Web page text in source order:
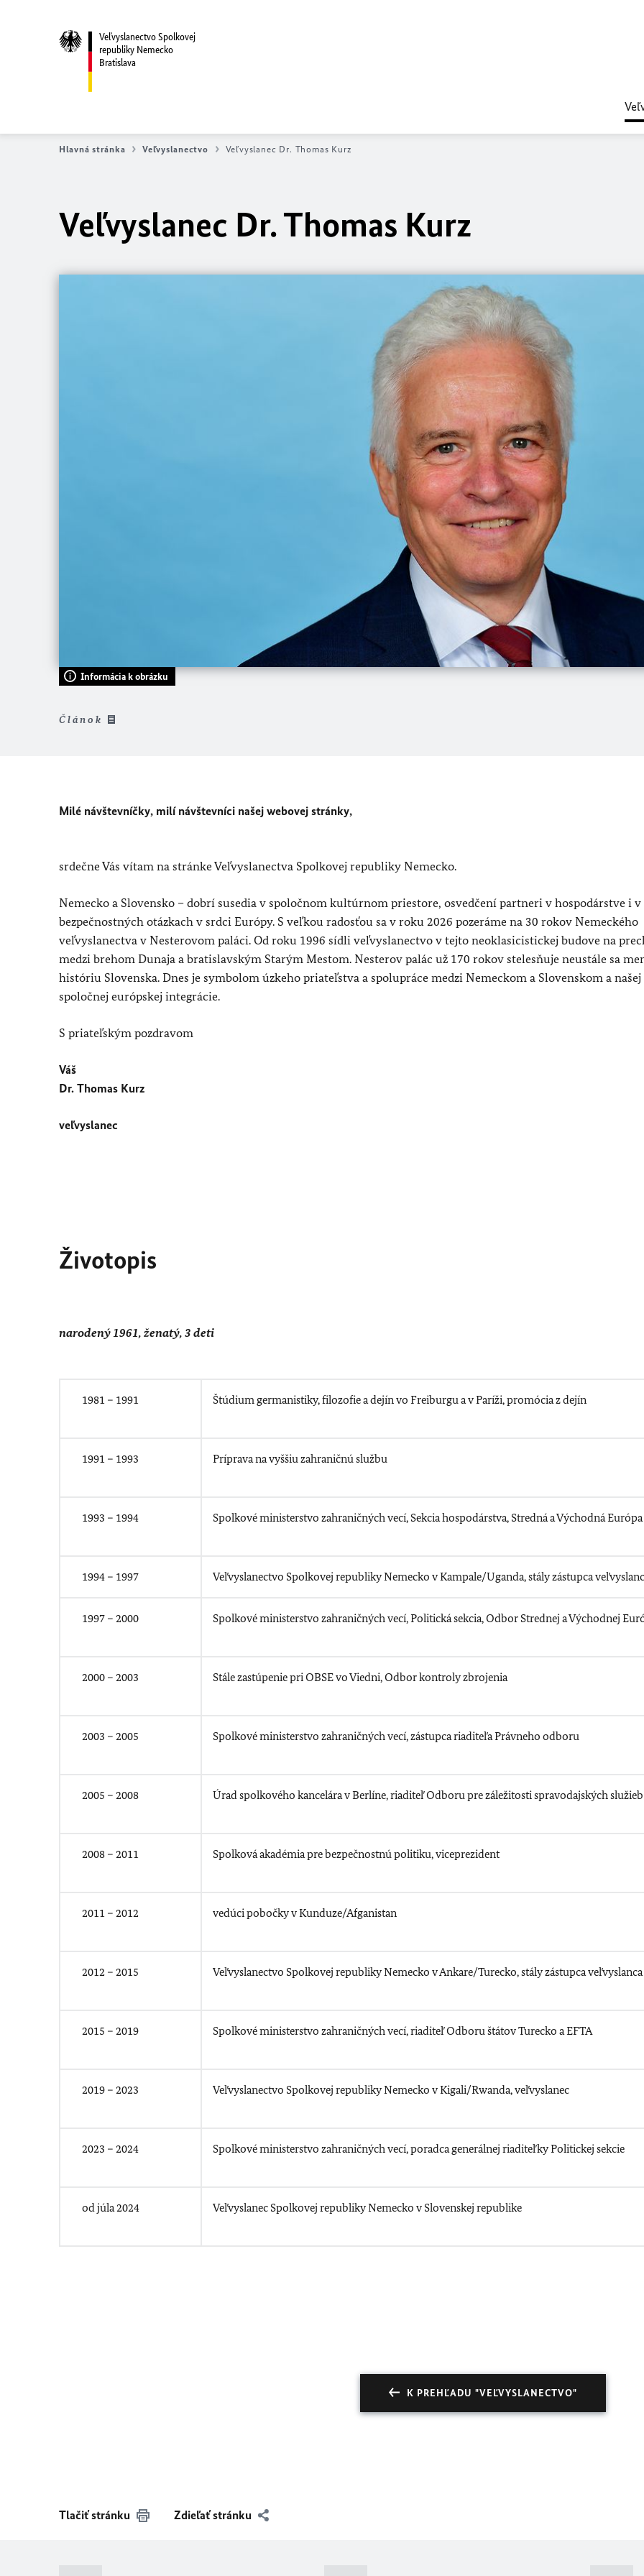
Veľvyslanectvo Spolkovej
republiky Nemecko
Bratislava
Hlavná stránka Veľvyslanectvo Veľvyslanec Dr. Thomas Kurz
Veľvyslanec Dr. Thomas Kurz
Informácia k obrázku
Článok
Milé návštevníčky, milí návštevníci našej webovej stránky,
srdečne Vás vítam na stránke Veľvyslanectva Spolkovej republiky Nemecko.
Nemecko a Slovensko – dobrí susedia v spoločnom kultúrnom priestore, osvedčení partneri v hospodárstve i v
bezpečnostných otázkach v srdci Európy. S veľkou radosťou sa v roku 2026 pozeráme na 30 rokov Nemeckého
veľvyslanectva v Nesterovom paláci. Od roku 1996 sídli veľvyslanectvo v tejto neoklasicistickej budove na
medzi brehom Dunaja a bratislavským Starým Mestom. Nesterov palác už 170 rokov stelesňuje neustále sa
históriu Slovenska. Dnes je symbolom úzkeho priateľstva a spolupráce medzi Nemeckom a Slovenskom a našej
spoločnej európskej integrácie.
S priateľským pozdravom
Váš
Dr. Thomas Kurz
veľvyslanec
Životopis
narodený 1961, ženatý, 3 deti
1981 – 1991 Štúdium germanistiky, filozofie a dejín vo Freiburgu a v Paríži, promócia z dejín
1991 – 1993 Príprava na vyššiu zahraničnú službu
1993 – 1994 Spolkové ministerstvo zahraničných vecí, Sekcia hospodárstva, Stredná a Východná Európa
1994 – 1997 Veľvyslanectvo Spolkovej republiky Nemecko v Kampale/Uganda, stály zástupca
1997 – 2000 Spolkové ministerstvo zahraničných vecí, Politická sekcia, Odbor Strednej a Východnej
2000 – 2003 Stále zastúpenie pri OBSE vo Viedni, Odbor kontroly zbrojenia
2003 – 2005 Spolkové ministerstvo zahraničných vecí, zástupca riaditeľa Právneho odboru
2005 – 2008 Úrad spolkového kancelára v Berlíne, riaditeľ Odboru pre záležitosti spravodajských služieb
2008 – 2011 Spolková akadémia pre bezpečnostnú politiku, viceprezident
2011 – 2012 vedúci pobočky v Kunduze/Afganistan
2012 – 2015 Veľvyslanectvo Spolkovej republiky Nemecko v Ankare/Turecko, stály zástupca veľvyslanca
2015 – 2019 Spolkové ministerstvo zahraničných vecí, riaditeľ Odboru štátov Turecko a EFTA
2019 – 2023 Veľvyslanectvo Spolkovej republiky Nemecko v Kigali/Rwanda, veľvyslanec
2023 – 2024 Spolkové ministerstvo zahraničných vecí, poradca generálnej riaditeľky Politickej sekcie
od júla 2024 Veľvyslanec Spolkovej republiky Nemecko v Slovenskej republike
K PREHĽADU "VEĽVYSLANECTVO"
Tlačiť stránku Zdieľať stránku